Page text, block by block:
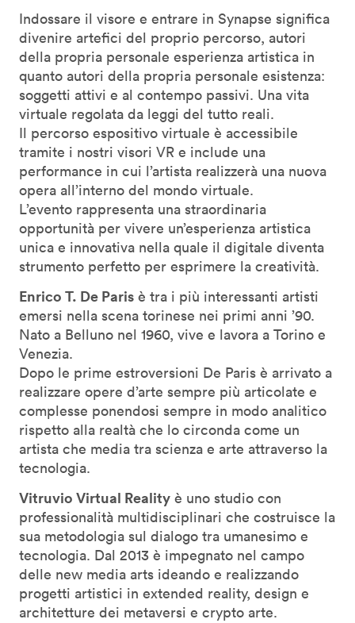
Indossare il visore e entrare in Synapse significa
divenire artefici del proprio percorso, autori
della propria personale esperienza artistica in
quanto autori della propria personale esistenza:
soggetti attivi e al contempo passivi. Una vita
virtuale regolata da leggi del tutto reali.
Il percorso espositivo virtuale è accessibile
tramite i nostri visori VR e include una
performance in cui l’artista realizzerà una nuova
opera all’interno del mondo virtuale.
L’evento rappresenta una straordinaria
opportunità per vivere un’esperienza artistica
unica e innovativa nella quale il digitale diventa
strumento perfetto per esprimere la creatività.
Enrico T. De Paris è tra i più interessanti artisti
emersi nella scena torinese nei primi anni ’90.
Nato a Belluno nel 1960, vive e lavora a Torino e
Venezia.
Dopo le prime estroversioni De Paris è arrivato a
realizzare opere d’arte sempre più articolate e
complesse ponendosi sempre in modo analitico
rispetto alla realtà che lo circonda come un
artista che media tra scienza e arte attraverso la
tecnologia.
Vitruvio Virtual Reality è uno studio con
professionalità multidisciplinari che costruisce la
sua metodologia sul dialogo tra umanesimo e
tecnologia. Dal 2013 è impegnato nel campo
delle new media arts ideando e realizzando
progetti artistici in extended reality, design e
architetture dei metaversi e crypto arte.